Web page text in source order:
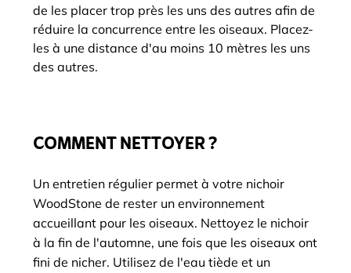
de les placer trop près les uns des autres afin de
réduire la concurrence entre les oiseaux. Placez-
les à une distance d'au moins 10 mètres les uns
des autres.
COMMENT NETTOYER ?
Un entretien régulier permet à votre nichoir
WoodStone de rester un environnement
accueillant pour les oiseaux. Nettoyez le nichoir
à la fin de l'automne, une fois que les oiseaux ont
fini de nicher. Utilisez de l'eau tiède et un